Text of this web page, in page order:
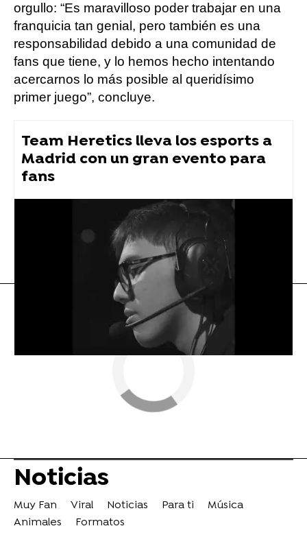
orgullo: “Es maravilloso poder trabajar en una
franquicia tan genial, pero también es una
responsabilidad debido a una comunidad de
fans que tiene, y lo hemos hecho intentando
acercarnos lo más posible al queridísimo
primer juego”, concluye.
Team Heretics lleva los esports a
Madrid con un gran evento para
fans
videojuegos
Noticias
Muy Fan Viral Noticias Para ti
Música
Animales
Formatos